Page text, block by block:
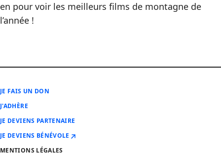
en pour voir les meilleurs films de montagne de
l’année !
JE FAIS UN DON
J'ADHÈRE
JE DEVIENS PARTENAIRE
JE DEVIENS BÉNÉVOLE
MENTIONS LÉGALES